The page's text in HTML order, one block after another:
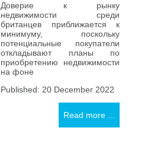
Доверие к рынку
недвижимости среди
британцев приближается к
минимуму, поскольку
потенциальные покупатели
откладывают планы по
приобретению недвижимости
на фоне
Published: 20 December 2022
Read more ...